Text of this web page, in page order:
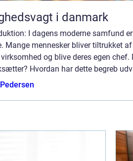
i danmark
I dagens moderne samfund
Mange mennesker bliver tiltrukket
og blive deres egen chef.
Hvordan har dette begreb